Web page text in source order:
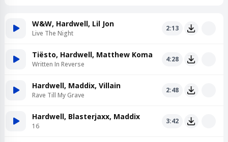
W&W, Hardwell, Lil Jon
Live The Night
2:13
Tiësto, Hardwell, Matthew Koma
Written In Reverse
4:28
Hardwell, Maddix, Villain
Rave Till My Grave
2:48
Hardwell, Blasterjaxx, Maddix
16
3:42